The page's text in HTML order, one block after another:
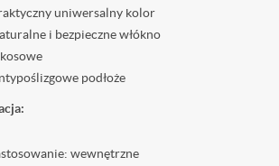
uniwersalny kolor
i bezpieczne włókno
podłoże
wewnętrzne